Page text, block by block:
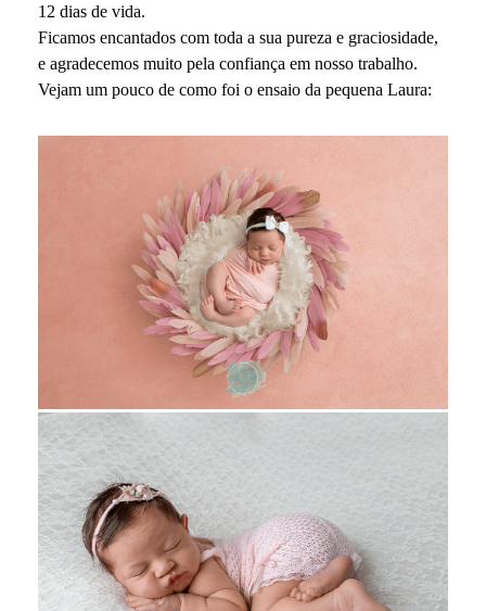
12 dias de vida.
Ficamos encantados com toda a sua pureza e graciosidade,
e agradecemos muito pela confiança em nosso trabalho.
Vejam um pouco de como foi o ensaio da pequena Laura: